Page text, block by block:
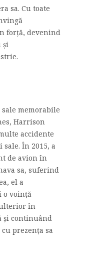
sa. Cu toate
forță, devenind
și
memorabile
Harrison
accidente
În 2015, a
de avion în
sa, suferind
el a
o voință
în
și continuând
prezența sa